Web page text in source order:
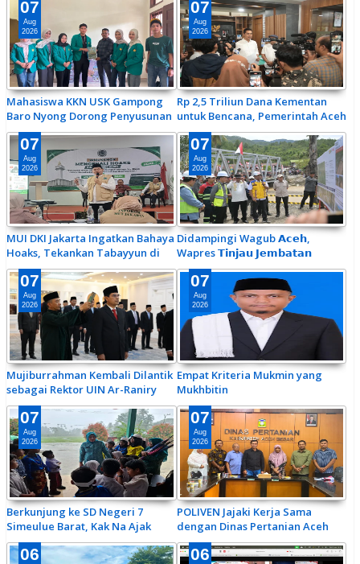
Mahasiswa KKN USK Gampong
Baro Nyong Dorong Penyusunan
Qanun Gampong Tanggap Siaga
Bencana
07
Aug
2026
Rp 2,5 Triliun Dana Kementan
untuk Bencana, Pemerintah Aceh
kelola Rp 9,7 Miliar
07
Aug
2026
MUI DKI Jakarta Ingatkan Bahaya
Hoaks, Tekankan Tabayyun di
Era AI
07
Aug
2026
Didampingi Wagub 𝗔𝗰𝗲𝗵,
Wapres 𝗧𝗶𝗻𝗷𝗮𝘂 𝗝𝗲𝗺𝗯𝗮𝘁𝗮𝗻
𝗟𝘂𝗺𝘂𝘁 𝗱𝗮𝗻 𝗝𝗲𝗺𝗯𝗮𝘁𝗮𝗻
𝗞𝗲𝗻𝗱𝗮𝘄𝗶
07
Aug
2026
Mujiburrahman Kembali Dilantik
sebagai Rektor UIN Ar-Raniry
Periode Kedua 2026–2030
07
Aug
2026
Empat Kriteria Mukmin yang
Mukhbitin
07
Aug
2026
Berkunjung ke SD Negeri 7
Simeulue Barat, Kak Na Ajak
Siswa Gemar Makan Ikan
07
Aug
2026
POLIVEN Jajaki Kerja Sama
dengan Dinas Pertanian Aceh
Besar, Siapkan Program
Penguatan SDM Pertanian
07
Aug
2026
06 06